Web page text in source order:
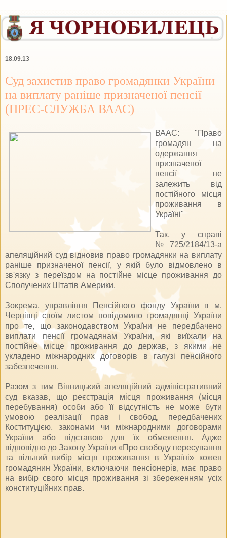
18.09.13
Суд захистив право громадянки України
на виплату раніше призначеної пенсії
(ПРЕС-СЛУЖБА ВААС)
ВААС: "Право
громадян на
одержання
призначеної
пенсії не
залежить від
постійного місця
проживання в
Україні"
Так, у справі
№725/2184/13-а
апеляційний суд відновив право громадянки на виплату
раніше призначеної пенсії, у якій було відмовлено в
зв'язку з переїздом на постійне місце проживання до
Сполучених Штатів Америки.
Зокрема, управління Пенсійного фонду України в м.
Чернівці своїм листом повідомило громадянці України
про те, що законодавством України не передбачено
виплати пенсії громадянам України, які виїхали на
постійне місце проживання до держав, з якими не
укладено міжнародних договорів в галузі пенсійного
забезпечення.
Разом з тим Вінницький апеляційний адміністративний
суд вказав, що реєстрація місця проживання (місця
перебування) особи або її відсутність не може бути
умовою реалізації прав і свобод, передбачених
Коституцією, законами чи міжнародними договорами
України або підставою для їх обмеження. Адже
відповідно до Закону України «Про свободу пересування
та вільний вибір місця проживання в Україні» кожен
громадянин України, включаючи пенсіонерів, має право
на вибір свого місця проживання зі збереженням усіх
конституційних прав.